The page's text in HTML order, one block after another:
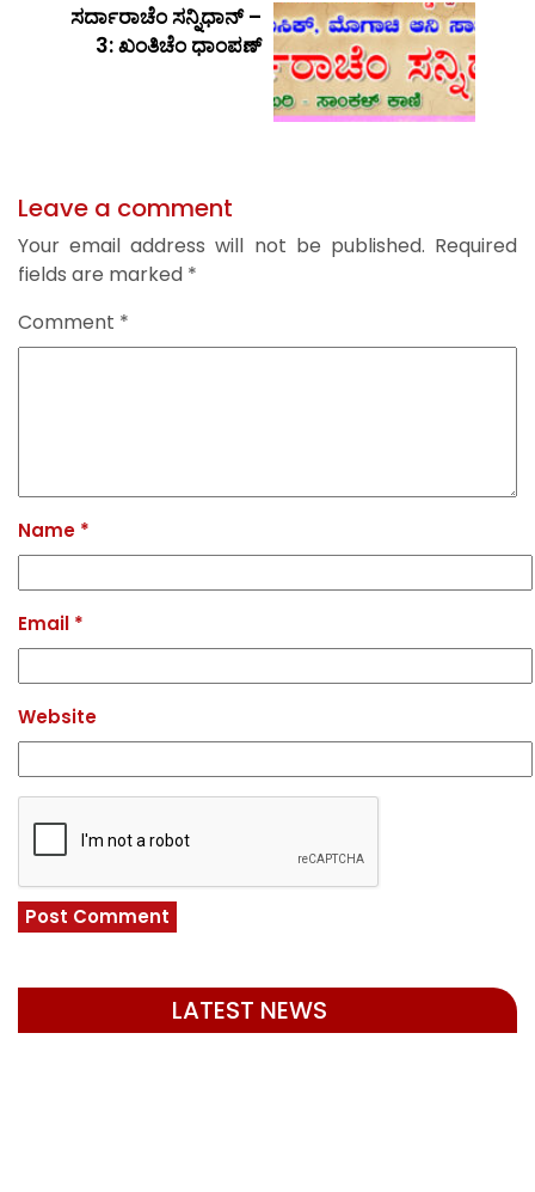
ಸರ್ದಾರಾಚೆಂ ಸನ್ನಿಧಾನ್ –
3: ಖಂತಿಚೆಂ ಧಾಂಪಣ್
Leave a comment
Your email address will not be published. Required
fields are marked *
Comment *
Name *
Email *
Website
LATEST NEWS